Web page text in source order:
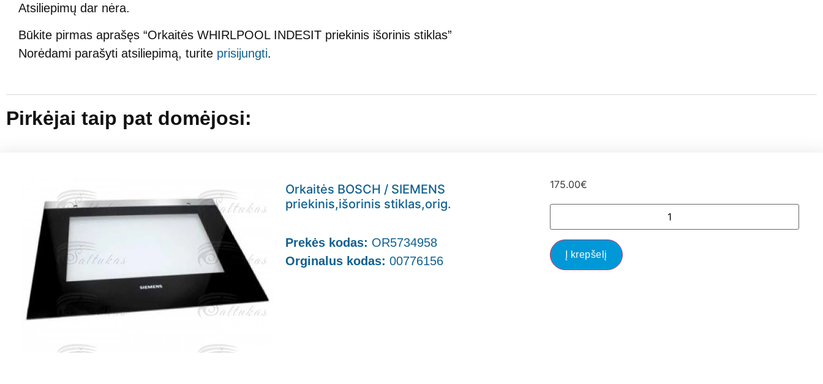
Atsiliepimų dar nėra.
Būkite pirmas aprašęs “Orkaitės WHIRLPOOL INDESIT priekinis išorinis stiklas”
Norėdami parašyti atsiliepimą, turite prisijungti.
Pirkėjai taip pat domėjosi:
Orkaitės BOSCH / SIEMENS
priekinis,išorinis stiklas,orig.
Prekės kodas: OR5734958
Orginalus kodas: 00776156
175.00€
Į krepšelį